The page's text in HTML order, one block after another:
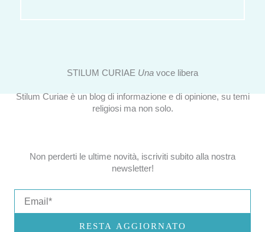
STILUM CURIAE Una voce libera
Stilum Curiae è un blog di informazione e di opinione, su temi
religiosi ma non solo.
Non perderti le ultime novità, iscriviti subito alla nostra
newsletter!
RESTA AGGIORNATO